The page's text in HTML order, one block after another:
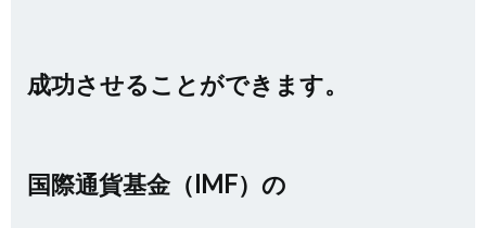
成功させることができます。
国際通貨基金（IMF）の